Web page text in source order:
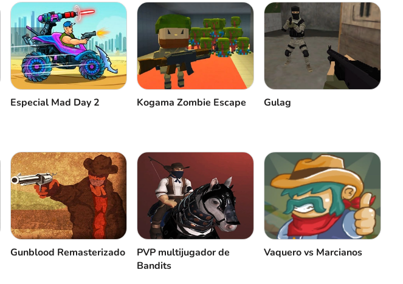
Especial Mad Day 2 Kogama Zombie Escape Gulag
Gunblood Remasterizado
PVP multijugador de
Bandits
Vaquero vs Marcianos